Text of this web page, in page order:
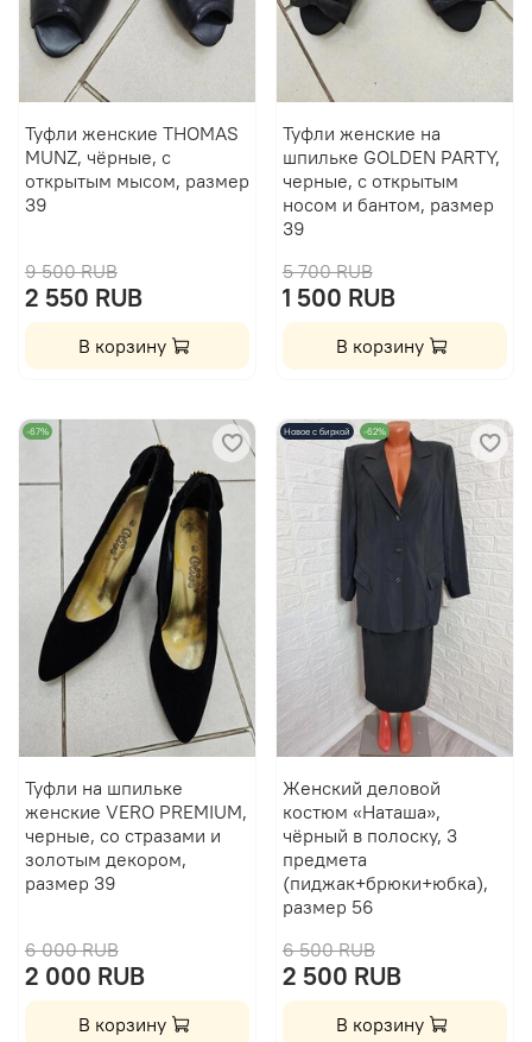
Туфли женские THOMAS
MUNZ, чёрные, с
открытым мысом, размер
39
9 500 RUB
2 550 RUB
В корзину
Туфли женские на
шпильке GOLDEN PARTY,
черные, с открытым
носом и бантом, размер
39
5 700 RUB
1 500 RUB
В корзину
-67%
Туфли на шпильке
женские VERO PREMIUM,
черные, со стразами и
золотым декором,
размер 39
6 000 RUB
2 000 RUB
В корзину
Новое с биркой -62%
Женский деловой
костюм «Наташа»,
чёрный в полоску, 3
предмета
(пиджак+брюки+юбка),
размер 56
6 500 RUB
2 500 RUB
В корзину